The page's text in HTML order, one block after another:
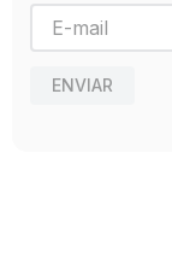
ENVIAR